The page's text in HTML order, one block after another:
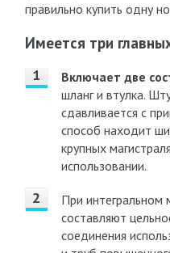
правильно купить одну
Имеется три
Включает две
шланг и втулка.
сдавливается с
способ находит
крупных
использовании.
При интегральном
составляют
соединения